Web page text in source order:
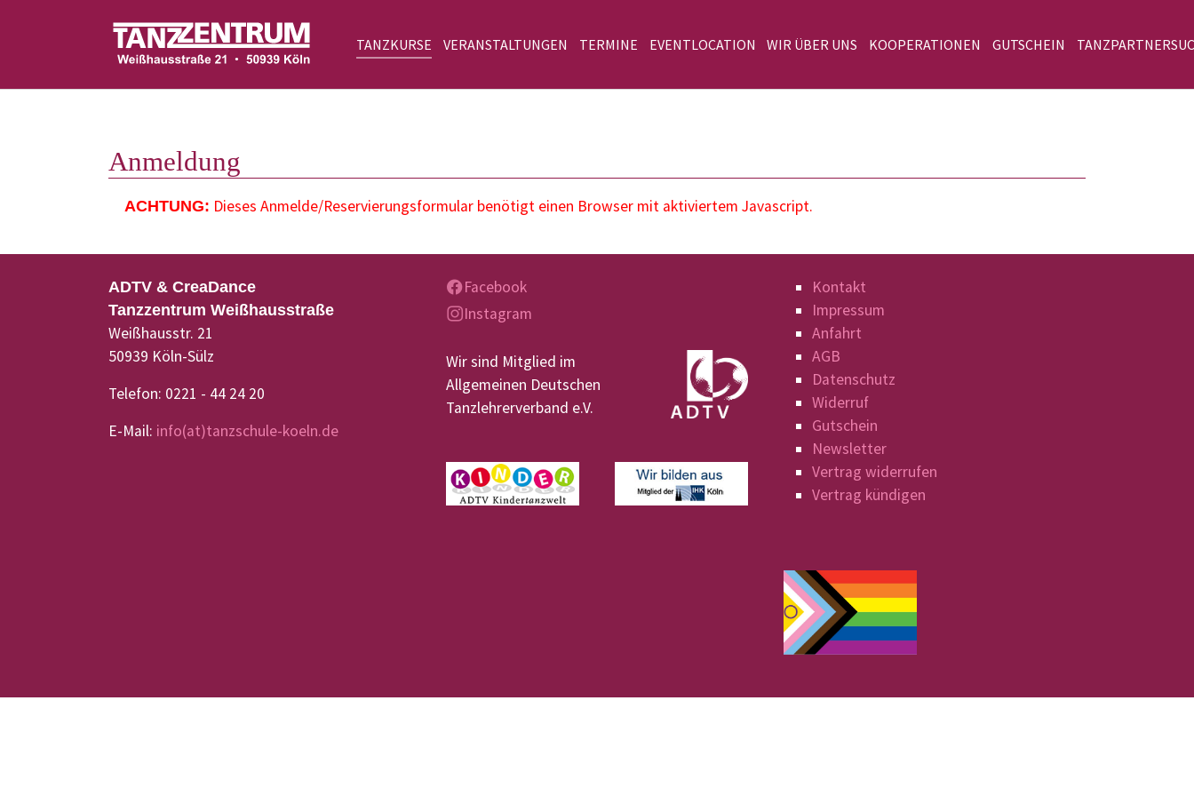
TANZKURSE VERANSTALTUNGEN TERMINE EVENTLOCATION WIR ÜBER UNS KOOPERATIONEN GUTSCHEIN
Anmeldung
ACHTUNG: Dieses Anmelde/Reservierungsformular benötigt einen Browser mit aktiviertem Javascript.
ADTV & CreaDance
Tanzzentrum Weißhausstraße
Weißhausstr. 21
50939 Köln-Sülz
Telefon: 0221 - 44 24 20
E-Mail: info(at)tanzschule-koeln.de
Facebook
Instagram
Wir sind Mitglied im
Allgemeinen Deutschen
Tanzlehrerverband e.V.
Kontakt
Impressum
Anfahrt
AGB
Datenschutz
Widerruf
Gutschein
Newsletter
Vertrag widerrufen
Vertrag kündigen